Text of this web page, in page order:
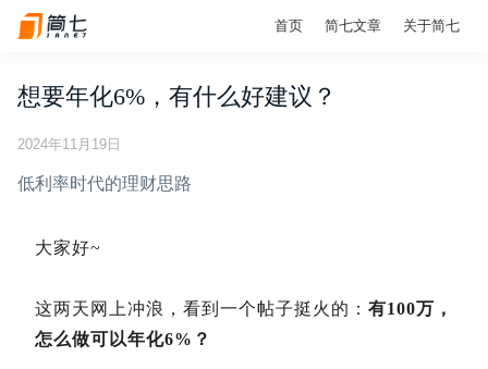
首页 简七文章 关于简七
想要年化6%，有什么好建议？
2024年11月19日
低利率时代的理财思路
大家好~
这两天网上冲浪，看到一个帖子挺火的： 有100万，
怎么做可以年化6%？